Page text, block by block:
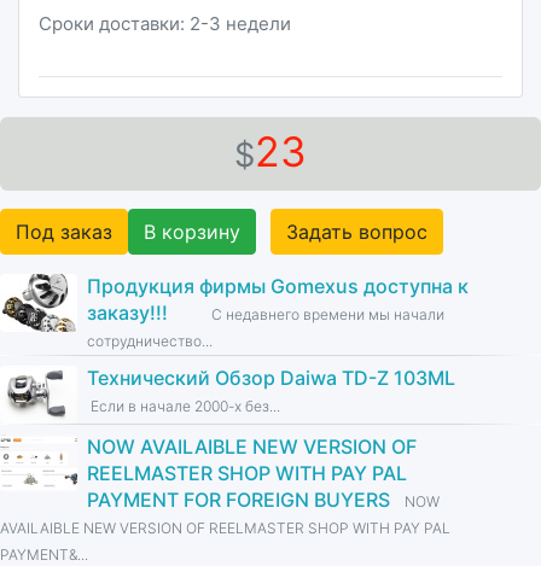
$23
Под заказ В корзину Задать вопрос
Продукция фирмы Gomexus доступна к
заказу!!!
С недавнего времени мы начали
сотрудничество...
Технический Обзор Daiwa TD-Z 103ML
Если в начале 2000-х без...
NOW AVAILAIBLE NEW VERSION OF
REELMASTER SHOP WITH PAY PAL
PAYMENT FOR FOREIGN BUYERS
NOW
AVAILAIBLE NEW VERSION OF REELMASTER SHOP WITH PAY PAL
PAYMENT&...
Сроки доставки: 2-3 недели